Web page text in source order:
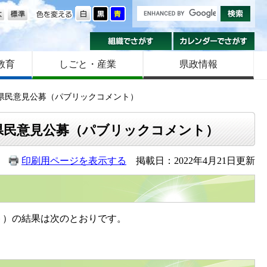
色を変える
大きさ
組織でさがす
育 しごと・産業 県政情報
意見公募（パブリックコメント）
意見公募（パブリックコメント）
印刷用ページを表示する 掲載日：2022年4月21日更新
の結果は次のとおりです。